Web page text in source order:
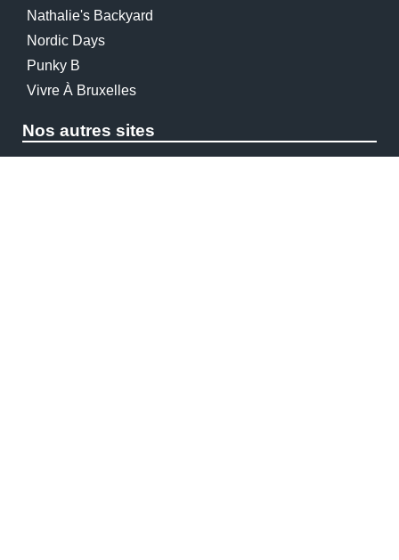
Nathalie's Backyard
Nordic Days
Punky B
Vivre À Bruxelles
Nos autres sites